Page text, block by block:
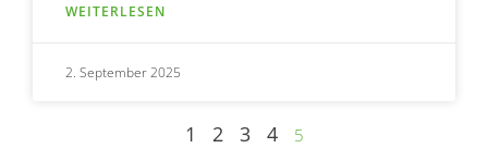
WEITERLESEN
2. September 2025
1 2 3 4 5